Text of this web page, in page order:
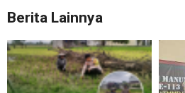
Berita Lainnya